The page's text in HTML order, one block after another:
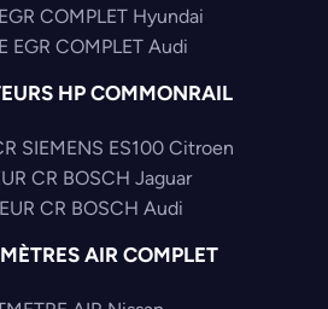
COMPLET Hyundai
EGR COMPLET Audi
HP COMMONRAIL
SIEMENS ES100 Citroen
CR BOSCH Jaguar
CR BOSCH Audi
AIR COMPLET